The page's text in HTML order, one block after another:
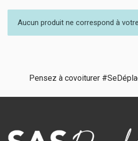
Aucun produit ne correspond à
Pensez à covoiturer